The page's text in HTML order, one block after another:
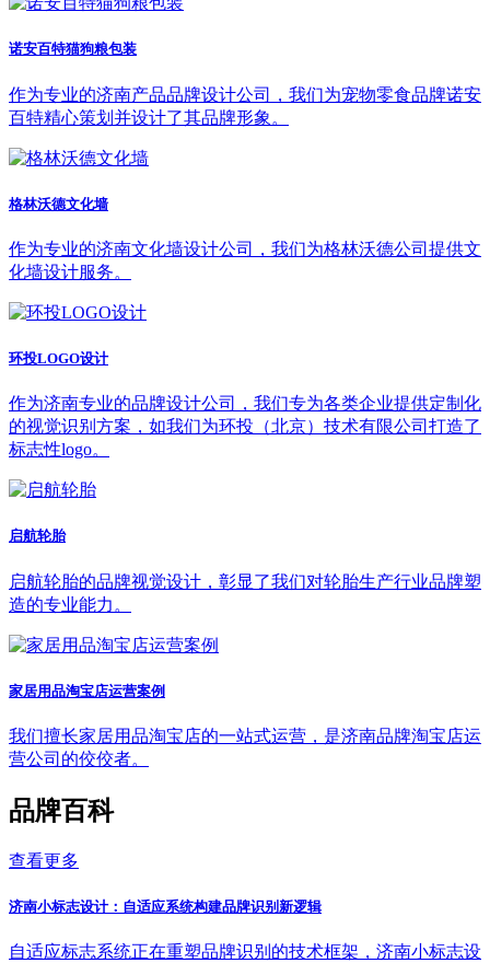
诺安百特猫狗粮包装
作为专业的济南产品品牌设计公司，我们为宠物零食品牌诺安
百特精心策划并设计了其品牌形象。
格林沃德文化墙
作为专业的济南文化墙设计公司，我们为格林沃德公司提供文
化墙设计服务。
环投LOGO设计
作为济南专业的品牌设计公司，我们专为各类企业提供定制化
的视觉识别方案，如我们为环投（北京）技术有限公司打造了
标志性logo。
启航轮胎
启航轮胎的品牌视觉设计，彰显了我们对轮胎生产行业品牌塑
造的专业能力。
家居用品淘宝店运营案例
我们擅长家居用品淘宝店的一站式运营，是济南品牌淘宝店运
营公司的佼佼者。
品牌百科
查看更多
济南小标志设计：自适应系统构建品牌识别新逻辑
自适应标志系统正在重塑品牌识别的技术框架，济南小标志设